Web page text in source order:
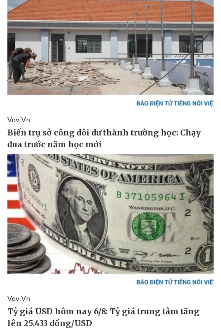
Cây thuốc
Sản phụ khoa
Nhi khoa
Nam khoa
Làm đẹp - giảm cân
Phòng mạch online
Ăn sạch sống khỏe
Blog
Tình yêu - Gia đình